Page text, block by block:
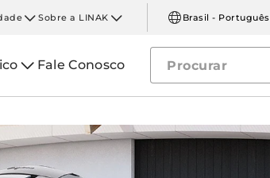
Sobre a LINAK Brasil - Português
Fale Conosco